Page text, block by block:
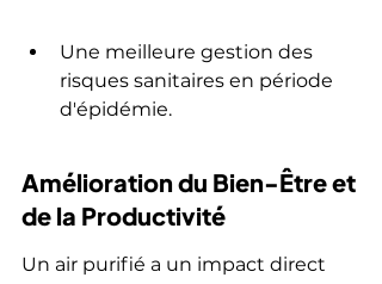
Une meilleure gestion des
risques sanitaires en période
d'épidémie.
Amélioration du Bien-Être et
de la Productivité
Un air purifié a un impact direct